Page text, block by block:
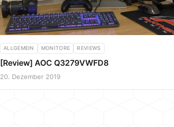
ALLGEMEIN MONITORE REVIEWS
[Review] AOC Q3279VWFD8
20. Dezember 2019